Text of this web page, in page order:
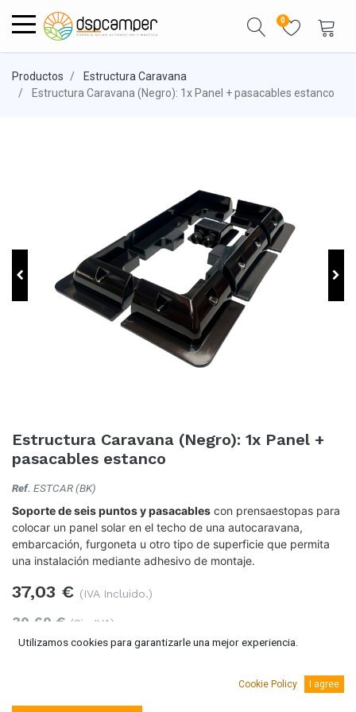
0
Productos
Estructura Caravana
Estructura Caravana (Negro): 1x Panel + pasacables estanco
Estructura Caravana (Negro): 1x Panel +
pasacables estanco
Ref. ESTCAR (BK)
Soporte de seis puntos y pasacables con prensaestopas para
colocar un panel solar en el techo de una autocaravana,
embarcación, furgoneta u otro tipo de superficie que permita
una instalación mediante adhesivo de montaje.
37,03 € (IVA Incluido.)
30,60 € (Sin IVA)
Utilizamos cookies para garantizarle una mejor experiencia.
Cookie Policy I agree